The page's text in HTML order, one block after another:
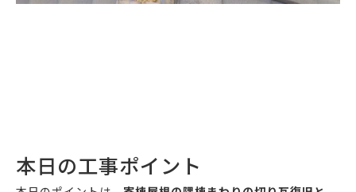
本日の工事ポイント